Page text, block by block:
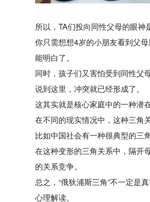
所以，TA们投向同性父母的眼神
你只需想想4岁的小朋友看到父
能明白了。
同时，孩子们又害怕受到同性父
说到这里，冲突就已经形成了。
这其实就是核心家庭中的一种潜
在不同的现实情况中，这种三角
比如中国社会有一种很典型的三
在这种变形的三角关系中，隔开
的关系竞争。
总之，“俄狄浦斯三角”不一定是
心理解读。